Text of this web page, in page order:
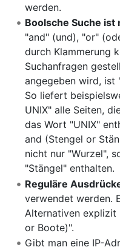
werden.
Boolsche Suche ist
"and" (und), "or"
durch Klammerung
Suchanfragen
angegeben wird, ist
So liefert
UNIX" alle Seiten,
das Wort "UNIX"
and (Stengel or
nicht nur "Wurzel",
"Stängel" enthalten.
Reguläre
verwendet werden.
Alternativen explizit
or Boote)".
Gibt man eine IP-